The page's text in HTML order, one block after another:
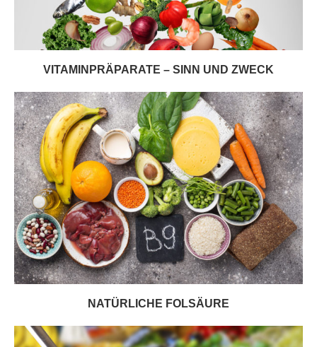
VITAMINPRÄPARATE – SINN UND ZWECK
NATÜRLICHE FOLSÄURE